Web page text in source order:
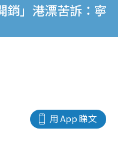
銷」港漂苦訴：寧
用 App 睇文